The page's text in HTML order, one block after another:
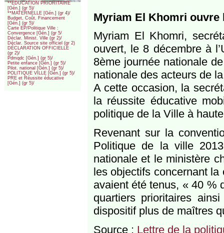
**EDUCATION PRIORITAIRE
[Gén.] (gr 5)/
**MATERNELLE [Gén.] (gr 4)/
Budget, Coût, Financement
[Gén.] (gr 5)/
Carte EP/Politique Ville :
Convergence [Gén.] (gr 5/
Déclar. Minist. Ville (gr 2)/
Déclar. Source site officiel (gr 2)
DÉCLARATION OFFICIELLE
(gr 2)/
Pdmqdc [Gén.] (gr 5)/
Petite enfance [Gén.] (gr 5)/
Pilot. national [Gén.] (gr 5)/
POLITIQUE VILLE [Gén.] (gr 5)/
PRE et Réussite éducative
[Gén.] (gr 5)/
Myriam El Khomri ouvre
Myriam El Khomri,
ouvert, le 8 décembre à
8ème journée nationale
nationale des acteurs de
A cette occasion, la
la réussite éducative
politique de la Ville à
Revenant sur la
Politique de la ville
nationale et le ministère
les objectifs concernant
avaient été tenus, « 40 %
quartiers prioritaires
dispositif plus de maîtres
Source : Lettre de la